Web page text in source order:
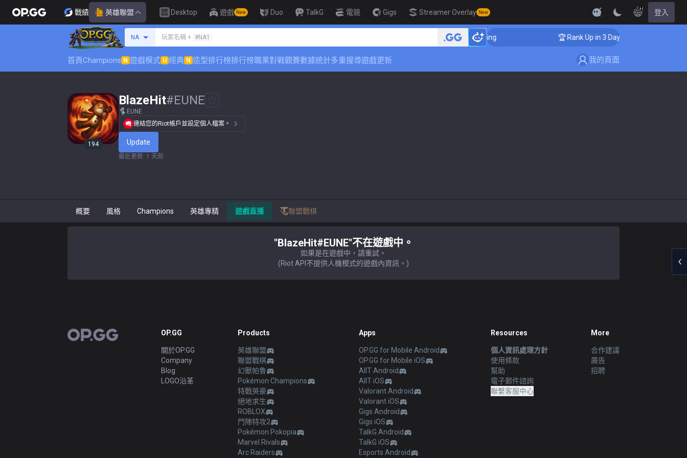
戰績 英雄聯盟 Desktop 遊戲 New Duo TalkG 電競 Gigs Streamer Overlay New
ZH 登入
NA
搜尋召喚師
玩家名稱 + #NA1 🏆 Rank Up in 3 Days! Challenger Coaching 🏆 Rank Up in 3 Days! Challenger Coaching
首頁Champions N 遊戲模式 U 經典 N 造型排行榜排行榜職業對戰觀賽數據統計多重搜尋遊戲更新 我的頁面
194
BlazeHit#EUNE
EUNE
連結您的Riot帳戶並設定個人檔案。
Update
最近更新: 1 天前
概要 風格 Champions 英雄專精 遊戲直播 聯盟戰棋
"BlazeHit#EUNE"不在遊戲中。
如果是在遊戲中，請重試。
(Riot API不提供人機模式的遊戲內資訊。)
OP.GG OP.GG
關於OP.GG
Company
Blog
LOGO沿革
Products
英雄聯盟
聯盟戰棋
幻獸帕魯
Pokémon Champions
特戰英豪
絕地求生
ROBLOX
鬥陣特攻2
Pokémon Pokopia
Marvel Rivals
Arc Raiders
Apps
OP.GG for Mobile Android
OP.GG for Mobile iOS
AllT Android
AllT iOS
Valorant Android
Valorant iOS
Gigs Android
Gigs iOS
TalkG Android
TalkG iOS
Esports Android
Resources
個人資訊處理方針
使用條款
幫助
電子郵件諮詢
聯繫客服中心
More
合作建議
廣告
招聘